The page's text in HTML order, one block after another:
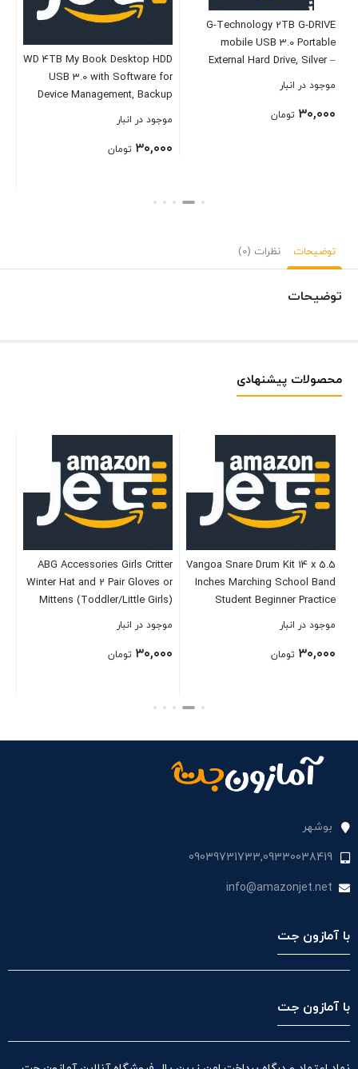
G-Technology 2TB G-DRIVE
mobile USB 3.0 Portable
External Hard Drive, Silver –
0G06072-1
موجود در انبار
۳۰,۰۰۰ تومان
WD 4TB My Book Desktop HDD
USB 3.0 with Software for
Device Management, Backup
موجود در انبار
۳۰,۰۰۰ تومان
بستن
توضیحات نظرات (0)
توضیحات
محصولات پیشنهادی
Vangoa Snare Drum Kit 14 x 5.5
Inches Marching School Band
Student Beginner Practice
Snare Drum with Stand, Gig
Key, Coated Drum Head, Strap,
موجود در انبار
۳۰,۰۰۰ تومان
ABG Accessories Girls Critter
Winter Hat and 2 Pair Gloves or
Mittens (Toddler/Little Girls)
موجود در انبار
۳۰,۰۰۰ تومان
بستن
بوشهر
09039731733,09330038419
info@amazonjet.net
با آمازون جت
با آمازون جت